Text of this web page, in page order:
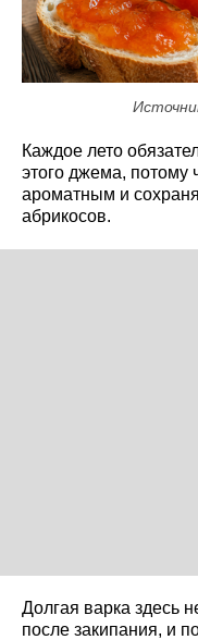
Каждое лето
этого джема, потому
ароматным и
абрикосов.
Долгая варка здесь
после закипания, и